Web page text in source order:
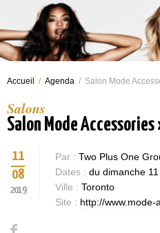
Accueil / Agenda / Salon Mode
Salons
Salon Mode
11
08
2019
Par : Two Plus One
Dates : du dimanche
Ville : Toronto
Site : http://www.mode-